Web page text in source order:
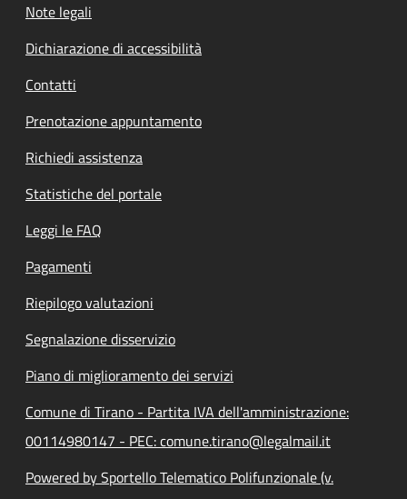
Note legali
Dichiarazione di accessibilità
Contatti
Prenotazione appuntamento
Richiedi assistenza
Statistiche del portale
Leggi le FAQ
Pagamenti
Riepilogo valutazioni
Segnalazione disservizio
Piano di miglioramento dei servizi
Comune di Tirano - Partita IVA dell'amministrazione:
00114980147 - PEC: comune.tirano@legalmail.it
Powered by Sportello Telematico Polifunzionale (v.